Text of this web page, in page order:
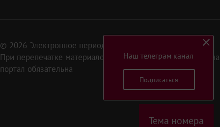
Тема номера
© 2026 Электронное периодическое издание «Татарстан»
При перепечатке материалов или их фрагментов ссылка на
портал обязательна
Наш телеграм канал
Подписаться